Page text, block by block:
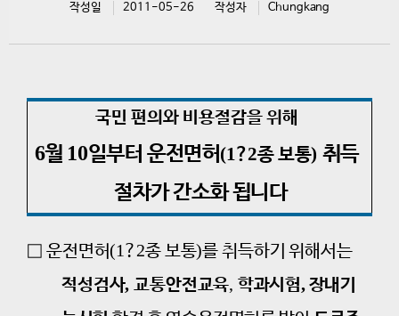
작성일 2011-05-26 작성자 Chungkang
국민 편의와 비용절감을 위해
6월 10일부터 운전면허 (1?2종 보통) 취득
절차가 간소화 됩니다
□ 운전면허(1?2종 보통)를 취득하기 위해서는
적성검사, 교통안전교육, 학과시험,장내기